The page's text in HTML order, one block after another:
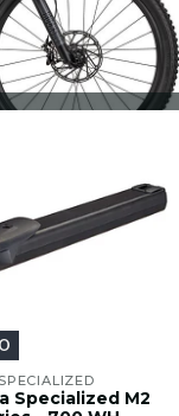
SPECIALIZED
Specialized M2